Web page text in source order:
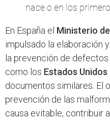
nace o en los
En España el Ministerio
impulsado la elaboración
la prevención de
como los Estados
documentos similares. El
prevención de las
causa evitable, contribuir